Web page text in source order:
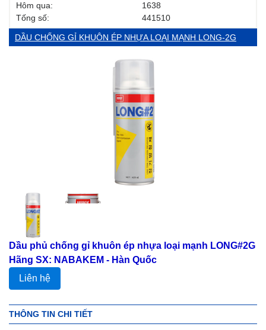
Hôm qua:
1638
Tống số:
441510
DẦU CHỐNG GỈ KHUÔN ÉP NHỰA LOẠI MẠNH LONG-2G
Dầu phủ chống gỉ khuôn ép nhựa loại mạnh LONG#2G
Hãng SX: NABAKEM - Hàn Quốc
Liên hệ
THÔNG TIN CHI TIẾT